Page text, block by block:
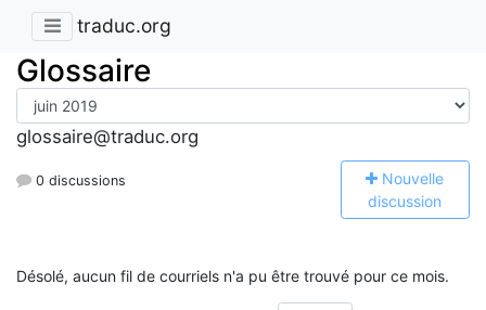
traduc.org
Glossaire
glossaire@traduc.org
0 discussions Nouvelle
discussion
Désolé, aucun fil de courriels n'a pu être trouvé pour ce mois.